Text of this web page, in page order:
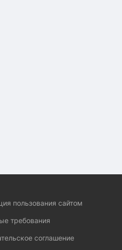
пользования сайтом
требования
соглашение